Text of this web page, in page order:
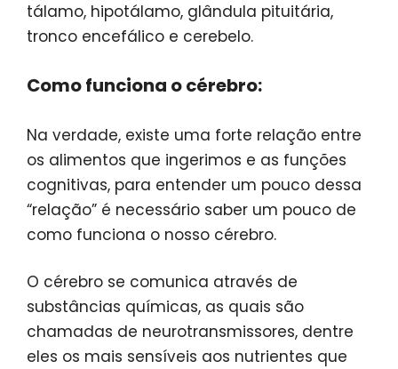
tálamo, hipotálamo, glândula pituitária,
tronco encefálico e cerebelo.
Como funciona o cérebro:
Na verdade, existe uma forte relação entre
os alimentos que ingerimos e as funções
cognitivas, para entender um pouco dessa
“relação” é necessário saber um pouco de
como funciona o nosso cérebro.
O cérebro se comunica através de
substâncias químicas, as quais são
chamadas de neurotransmissores, dentre
eles os mais sensíveis aos nutrientes que